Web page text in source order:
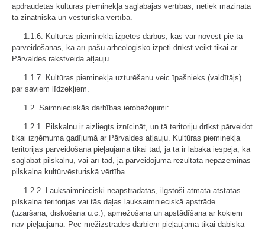
apdraudētas kultūras pieminekļa saglabājās vērtības, netiek mazināta
tā zinātniskā un vēsturiskā vērtība.
1.1.6. Kultūras pieminekļa izpētes darbus, kas var novest pie tā
pārveidošanas, kā arī pašu arheoloģisko izpēti drīkst veikt tikai ar
Pārvaldes rakstveida atļauju.
1.1.7. Kultūras pieminekļa uzturēšanu veic īpašnieks (valdītājs)
par saviem līdzekļiem.
1.2. Saimnieciskās darbības ierobežojumi:
1.2.1. Pilskalnu ir aizliegts iznīcināt, un tā teritoriju drīkst pārveidot
tikai izņēmuma gadījumā ar Pārvaldes atļauju. Kultūras pieminekļa
teritorijas pārveidošana pieļaujama tikai tad, ja tā ir labākā iespēja, kā
saglabāt pilskalnu, vai arī tad, ja pārveidojuma rezultātā nepazeminās
pilskalna kultūrvēsturiskā vērtība.
1.2.2. Lauksaimnieciski neapstrādātas, ilgstoši atmatā atstātas
pilskalna teritorijas vai tās daļas lauksaimnieciskā apstrāde
(uzaršana, diskošana u.c.), apmežošana un apstādīšana ar kokiem
nav pieļaujama. Pēc mežizstrādes darbiem pieļaujama tikai dabiska